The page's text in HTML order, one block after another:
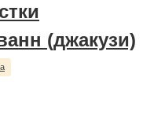
(джакузи)